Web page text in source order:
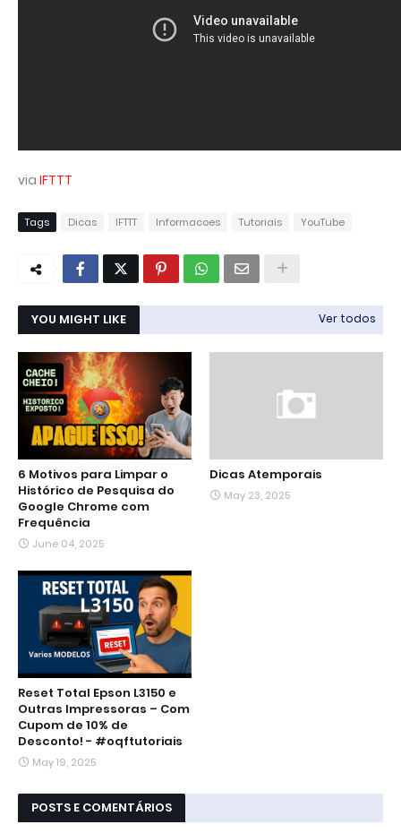
via IFTTT
Tags Dicas IFTTT Informacoes Tutoriais YouTube
YOU MIGHT LIKE Ver todos
6 Motivos para Limpar o
Histórico de Pesquisa do
Google Chrome com
Frequência
June 04, 2025
Dicas Atemporais
May 23, 2025
Reset Total Epson L3150 e
Outras Impressoras – Com
Cupom de 10% de
Desconto! - #oqftutoriais
May 19, 2025
POSTS E COMENTÁRIOS